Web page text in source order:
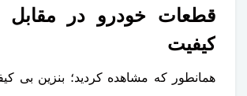
قطعات خودرو در مقابل
کیفیت
همانطور که مشاهده کردید؛ بنزین بی